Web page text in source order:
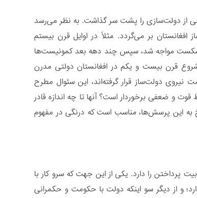
از دولت‌سازی را پشت سر گذاشت. به نظر می‌رسد
افغانستان بر می‌گردد. مثلاً در اوایل قرن بیستم
با شکست مواجه شد، سپس چند دهه بعد کمونیست‌ها
شروع قرن بیست و یکم در افغانستان دولتی مدرن
دولت‌ساز قرار گرفته‌اند، این سئوال مطرح
و ضعفی برخوردار است؟ آنها تا چه اندازه قادر
به این پرسش‌ها، مناسب است که درنگی در مفهوم
پرداختن را دارد. یکی از این جهت که سرو کار با
و از دیگر سو اینکه دولت با حکومت و حکمرانی